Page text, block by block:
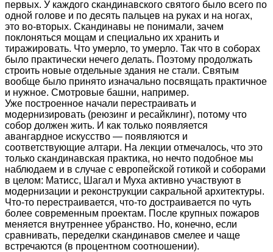
первых. У каждого скандинавского святого было всего по
одной голове и по десять пальцев на руках и на ногах,
это во-вторых. Скандинавы не понимали, зачем
поклоняться мощам и специально их хранить и
тиражировать. Что умерло, то умерло. Так что в соборах
было практически нечего делать. Поэтому продолжать
строить новые отдельные здания не стали. Святым
вообще было принято изначально посвящать практичное
и нужное. Смотровые башни, например.
Уже построенное начали перестраивать и
модернизировать (реюзинг и ресайклинг), потому что
собор должен жить. И как только появляется
авангардное искусство — появляются и
соответствующие алтари. На лекции отмечалось, что это
только скандинавская практика, но нечто подобное мы
наблюдаем и в случае с европейской готикой и соборами
в целом: Матисс, Шагал и Муха активно участвуют в
модернизации и реконструкции сакральной архитектуры.
Что-то перестраивается, что-то достраивается по чуть
более современным проектам. После крупных пожаров
меняется внутреннее убранство. Но, конечно, если
сравнивать, переделки скандинавов смелее и чаще
встречаются (в процентном соотношении).